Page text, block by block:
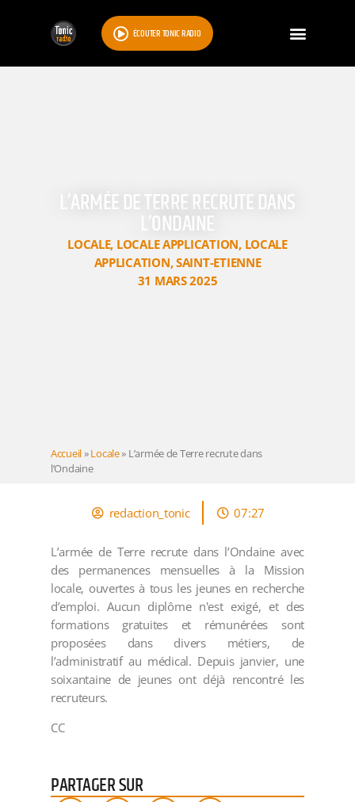
ÉCOUTER TONIC RADIO
L’ARMÉE DE TERRE RECRUTE DANS
L’ONDAINE
LOCALE, LOCALE APPLICATION, LOCALE
APPLICATION,SAINT-ETIENNE
31 MARS 2025
Accueil»Locale» L’armée de Terre recrute dans
l’Ondaine
redaction_tonic 07:27
L’armée de Terre recrute dans l’Ondaine avec
des permanences mensuelles à la Mission
locale, ouvertes à tous les jeunes en recherche
d’emploi. Aucun diplôme n'est exigé, et des
formations gratuites et rémunérées sont
proposées dans divers métiers, de
l’administratif au médical. Depuis janvier, une
soixantaine de jeunes ont déjà rencontré les
recruteurs.
CC
PARTAGER SUR